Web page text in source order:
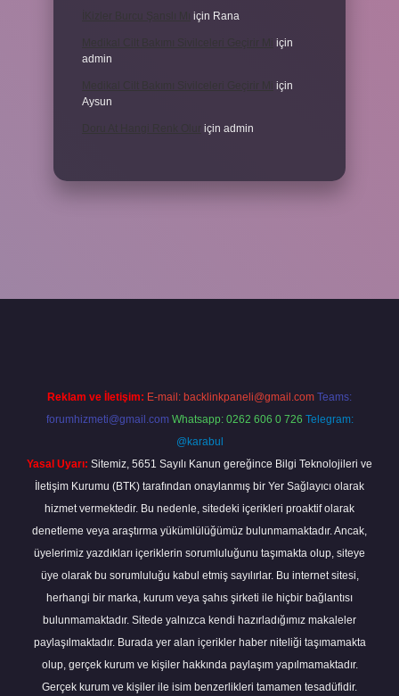
için Rana
için
admin
için
Aysun
için admin
Reklam ve İletişim: E-mail: backlinkpaneli@gmail.com Teams:
forumhizmeti@gmail.com Whatsapp: 0262 606 0 726 Telegram:
@karabul
Yasal Uyarı: Sitemiz, 5651 Sayılı Kanun gereğince Bilgi Teknolojileri ve
İletişim Kurumu (BTK) tarafından onaylanmış bir Yer Sağlayıcı olarak
hizmet vermektedir. Bu nedenle, sitedeki içerikleri proaktif olarak
denetleme veya araştırma yükümlülüğümüz bulunmamaktadır. Ancak,
üyelerimiz yazdıkları içeriklerin sorumluluğunu taşımakta olup, siteye
üye olarak bu sorumluluğu kabul etmiş sayılırlar. Bu internet sitesi,
herhangi bir marka, kurum veya şahıs şirketi ile hiçbir bağlantısı
bulunmamaktadır. Sitede yalnızca kendi hazırladığımız makaleler
paylaşılmaktadır. Burada yer alan içerikler haber niteliği taşımamakta
olup, gerçek kurum ve kişiler hakkında paylaşım yapılmamaktadır.
Gerçek kurum ve kişiler ile isim benzerlikleri tamamen tesadüfidir.